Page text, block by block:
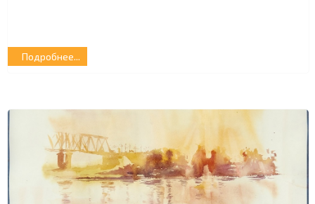
Подробнее...